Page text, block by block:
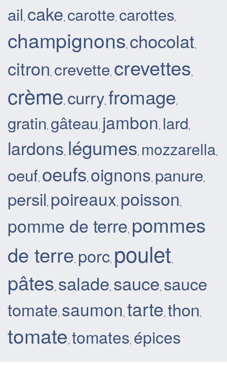
ail, cake, carotte, carottes,
champignons, chocolat,
citron, crevette, crevettes,
crème, curry, fromage,
gratin, gâteau, jambon, lard,
lardons, légumes, mozzarella,
oeuf, oeufs, oignons, panure,
persil, poireaux, poisson,
pomme de terre, pommes
de terre, porc, poulet,
pâtes, salade, sauce, sauce
tomate, saumon, tarte, thon,
tomate, tomates, épices